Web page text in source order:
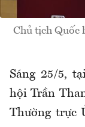
Chủ tịch Quốc
Sáng 25/5,
hội Trần
Thường trực